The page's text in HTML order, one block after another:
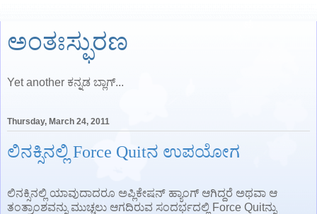
ಅಂತಃಸ್ಫುರಣ
Yet another ಕನ್ನಡ ಬ್ಲಾಗ್...
Thursday, March 24, 2011
ಲಿನಕ್ಸಿನಲ್ಲಿ Force Quitನ ಉಪಯೋಗ
ಲಿನಕ್ಸಿನಲ್ಲಿ ಯಾವುದಾದರೂ ಅಪ್ಲಿಕೇಷನ್ ಹ್ಯಾಂಗ್ ಆಗಿದ್ದರೆ ಅಥವಾ ಆ
ತಂತ್ರಾಂಶವನ್ನು ಮುಚ್ಚಲು ಆಗದಿರುವ ಸಂದರ್ಭದಲ್ಲಿ Force Quitನ್ನು